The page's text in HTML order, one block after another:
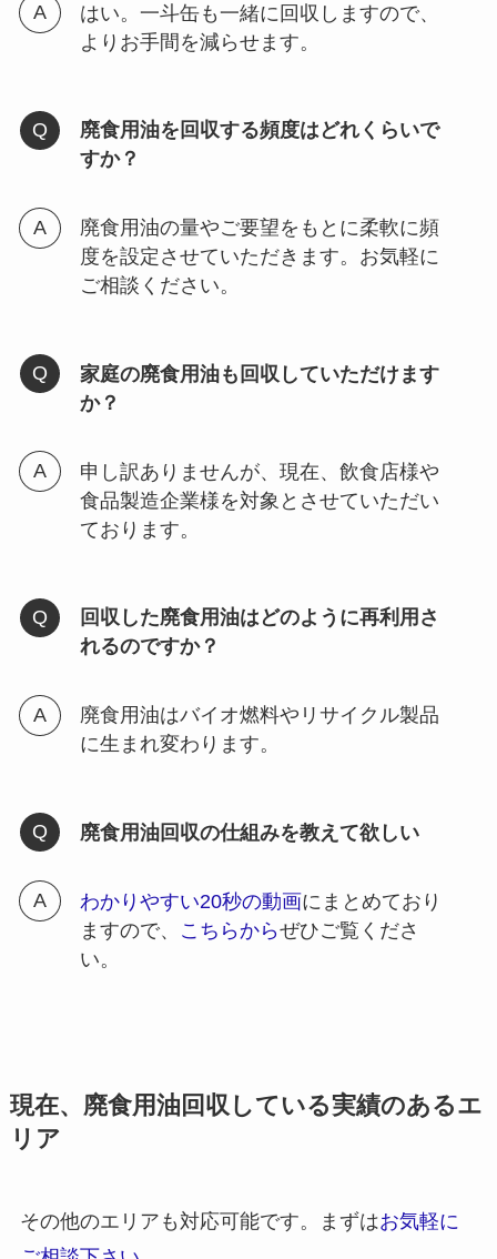
はい。一斗缶も一緒に回収しますので、
よりお手間を減らせます。
廃食用油を回収する頻度はどれくらいで
すか？
廃食用油の量やご要望をもとに柔軟に頻
度を設定させていただきます。お気軽に
ご相談ください。
家庭の廃食用油も回収していただけます
か？
申し訳ありませんが、現在、飲食店様や
食品製造企業様を対象とさせていただい
ております。
回収した廃食用油はどのように再利用さ
れるのですか？
廃食用油はバイオ燃料やリサイクル製品
に生まれ変わります。
廃食用油回収の仕組みを教えて欲しい
わかりやすい20秒の動画にまとめており
ますので、
こちらからぜひご覧くださ
い。
現在、廃食用油回収している実績のあるエ
リア
その他のエリアも対応可能です。まずはお気軽に